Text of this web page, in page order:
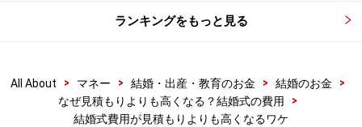
ランキングをもっと見る
All About > マネー > 結婚・出産・教育のお金 > 結婚のお金
>
なぜ見積もりよりも高くなる？結婚式の費用
>
結婚式費用が見積もりよりも高くなるワケ